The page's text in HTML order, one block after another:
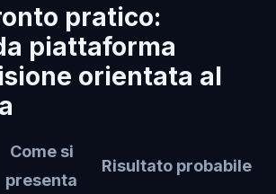
pratico:
piattaforma
orientata al
Come si
presenta
Risultato probabile